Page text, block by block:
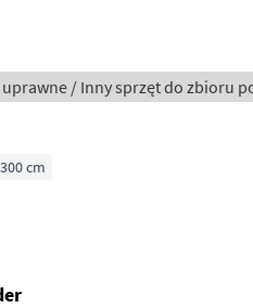
/ Inny sprzęt do zbioru
300 cm